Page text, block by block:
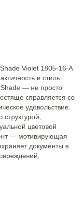
Violet 1805-16-A
и стиль
Shade — не просто
справляется со
удовольствие.
цветовой
— мотивирующая
документы в